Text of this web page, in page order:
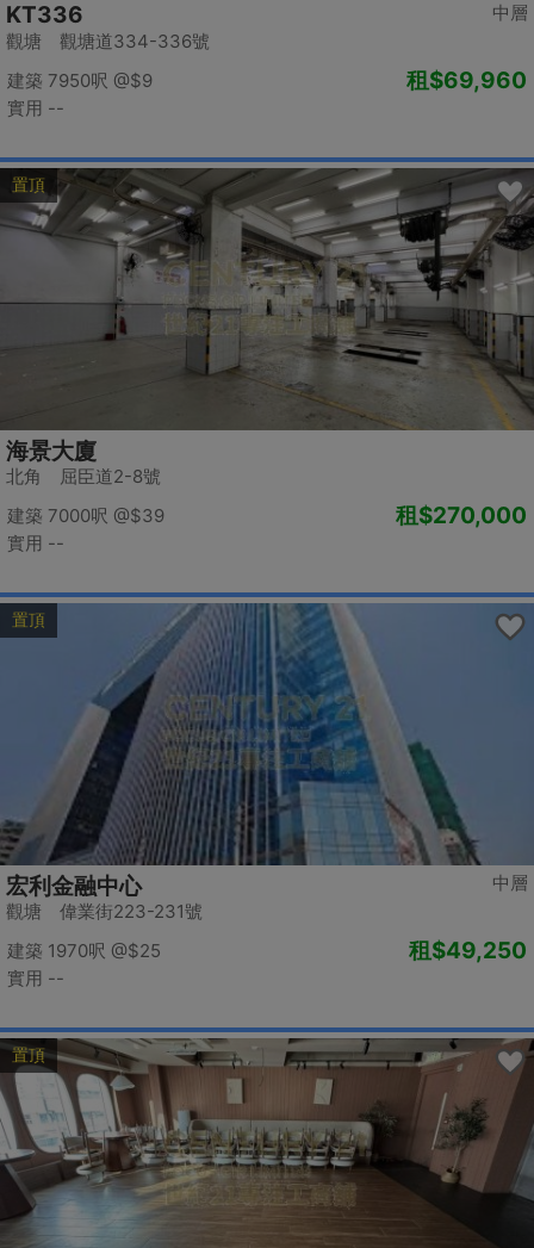
中層
KT336
觀塘 觀塘道334-336號
建築 7950呎 @$9
實用 --
租$69,960
置頂
海景大廈
北角 屈臣道2-8號
建築 7000呎 @$39
實用 --
租$270,000
置頂
中層
宏利金融中心
觀塘 偉業街223-231號
建築 1970呎 @$25
實用 --
租$49,250
置頂